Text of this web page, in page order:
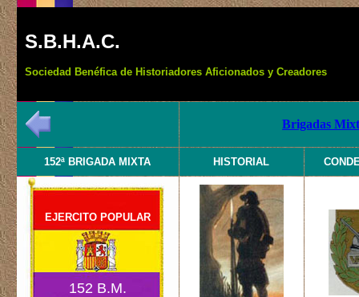
S.B.H.A.C.
Sociedad Benéfica de Historiadores Aficionados y Creadores
Brigadas
152ª BRIGADA MIXTA HISTORIAL
EJERCITO POPULAR
152 B.M.